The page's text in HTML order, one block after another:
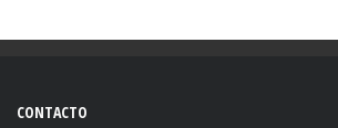
CONTACTO